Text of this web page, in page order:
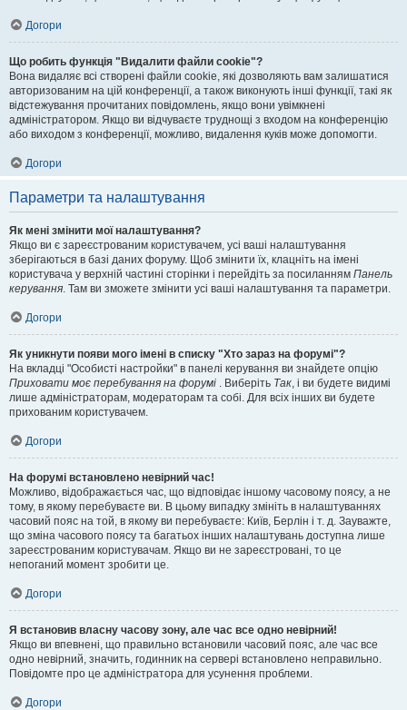
Догори
Що робить функція "Видалити файли cookie"?
Вона видаляє всі створені файли cookie, які дозволяють вам залишатися
авторизованим на цій конференції, а також виконують інші функції, такі як
відстежування прочитаних повідомлень, якщо вони увімкнені
адміністратором. Якщо ви відчуваєте труднощі з входом на конференцію
або виходом з конференції, можливо, видалення куків може допомогти.
Догори
Параметри та налаштування
Як мені змінити мої налаштування?
Якщо ви є зареєстрованим користувачем, усі ваші налаштування
зберігаються в базі даних форуму. Щоб змінити їх, клацніть на імені
користувача у верхній частині сторінки і перейдіть за посиланням Панель
керування. Там ви зможете змінити усі ваші налаштування та параметри.
Догори
Як уникнути появи мого імені в списку "Хто зараз на форумі"?
На вкладці "Особисті настройки" в панелі керування ви знайдете опцію
Приховати моє перебування на форумі . Виберіть Так, і ви будете видимі
лише адміністраторам, модераторам та собі. Для всіх інших ви будете
прихованим користувачем.
Догори
На форумі встановлено невірний час!
Можливо, відображається час, що відповідає іншому часовому поясу, а не
тому, в якому перебуваєте ви. В цьому випадку змініть в налаштуваннях
часовий пояс на той, в якому ви перебуваєте: Київ, Берлін і т. д. Зауважте,
що зміна часового поясу та багатьох інших налаштувань доступна лише
зареєстрованим користувачам. Якщо ви не зареєстровані, то це
непоганий момент зробити це.
Догори
Я встановив власну часову зону, але час все одно невірний!
Якщо ви впевнені, що правильно встановили часовий пояс, але час все
одно невірний, значить, годинник на сервері встановлено неправильно.
Повідомте про це адміністратора для усунення проблеми.
Догори